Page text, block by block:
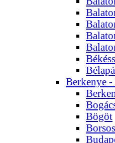
Berkenye
Bögöt